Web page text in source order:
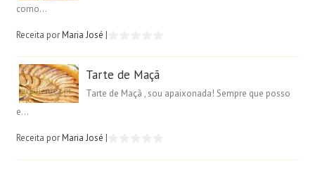
como...
Receita porMaria José |
Tarte de Maçã
Tarte de Maçã , sou apaixonada! Sempre que posso
e...
Receita porMaria José |